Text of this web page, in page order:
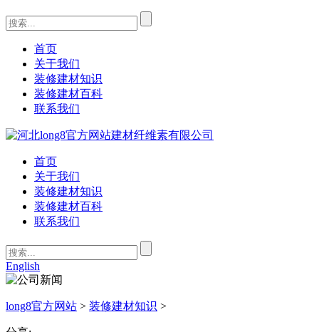
首页
关于我们
装修建材知识
装修建材百科
联系我们
首页
关于我们
装修建材知识
装修建材百科
联系我们
English
long8官方网站 > 装修建材知识 >